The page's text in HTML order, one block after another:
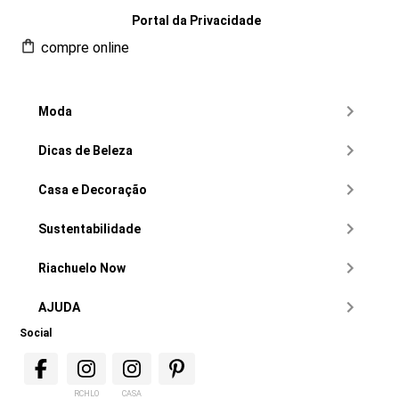
Portal da Privacidade
compre online
Moda
Dicas de Beleza
Casa e Decoração
Sustentabilidade
Riachuelo Now
AJUDA
Social
RCHLO
CASA